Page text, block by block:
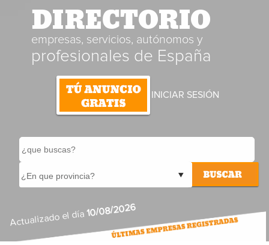
DIRECTORIO
empresas, servicios, autónomos y
profesionales de España
INICIAR SESIÓN
Actualizado el día10/08/2026